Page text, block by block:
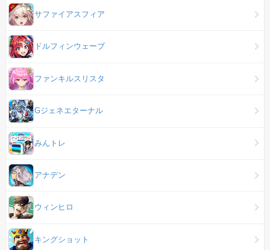
サファイアスフィア
ドルフィンウェーブ
ファンキルスリスタ
Gジェネエターナル
みんトレ
アナデン
ウィンヒロ
キングショット